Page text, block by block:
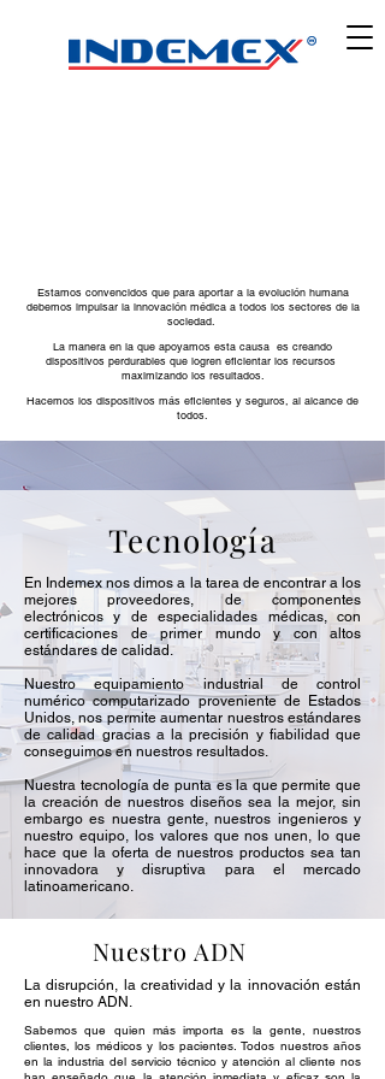
Estamos convencidos que para aportar a la evolución humana
debemos impulsar la innovación médica a todos los sectores de la
sociedad.
La manera en la que apoyamos esta causa es creando
dispositivos perdurables que logren eficientar los recursos
maximizando los resultados.
Hacemos los dispositivos más eficientes y seguros, al alcance de
todos.
Tecnología
En Indemex nos dimos a la tarea de encontrar a los
mejores proveedores, de componentes
electrónicos y de especialidades médicas, con
certificaciones de primer mundo y con altos
estándares de calidad.
Nuestro equipamiento industrial de control
numérico computarizado proveniente de Estados
Unidos, nos permite aumentar nuestros estándares
de calidad gracias a la precisión y fiabilidad que
conseguimos en nuestros resultados.
Nuestra tecnología de punta es la que permite que
la creación de nuestros diseños sea la mejor, sin
embargo es nuestra gente, nuestros ingenieros y
nuestro equipo, los valores que nos unen, lo que
hace que la oferta de nuestros productos sea tan
innovadora y disruptiva para el mercado
latinoamericano.
Nuestro ADN
La disrupción, la creatividad y la innovación están
en nuestro ADN.
Sabemos que quien más importa es la gente, nuestros
clientes, los médicos y los pacientes. Todos nuestros años
en la industria del servicio técnico y atención al cliente nos